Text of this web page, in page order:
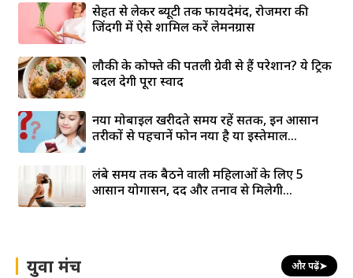
सेहत से लेकर ब्यूटी तक फायदेमंद, रोजमर्रा की
जिंदगी में ऐसे शामिल करें लेमनग्रास
लौकी के कोफ्ते की पतली ग्रेवी से हैं परेशान? ये ट्रिक
बदल देगी पूरा स्वाद
नया मोबाइल खरीदते समय रहें सतर्क, इन आसान
तरीकों से पहचानें फोन नया है या इस्तेमाल...
लंबे समय तक बैठने वाली महिलाओं के लिए 5
आसान योगासन, दर्द और तनाव से मिलेगी...
युवा मंच और पढ़ें➤